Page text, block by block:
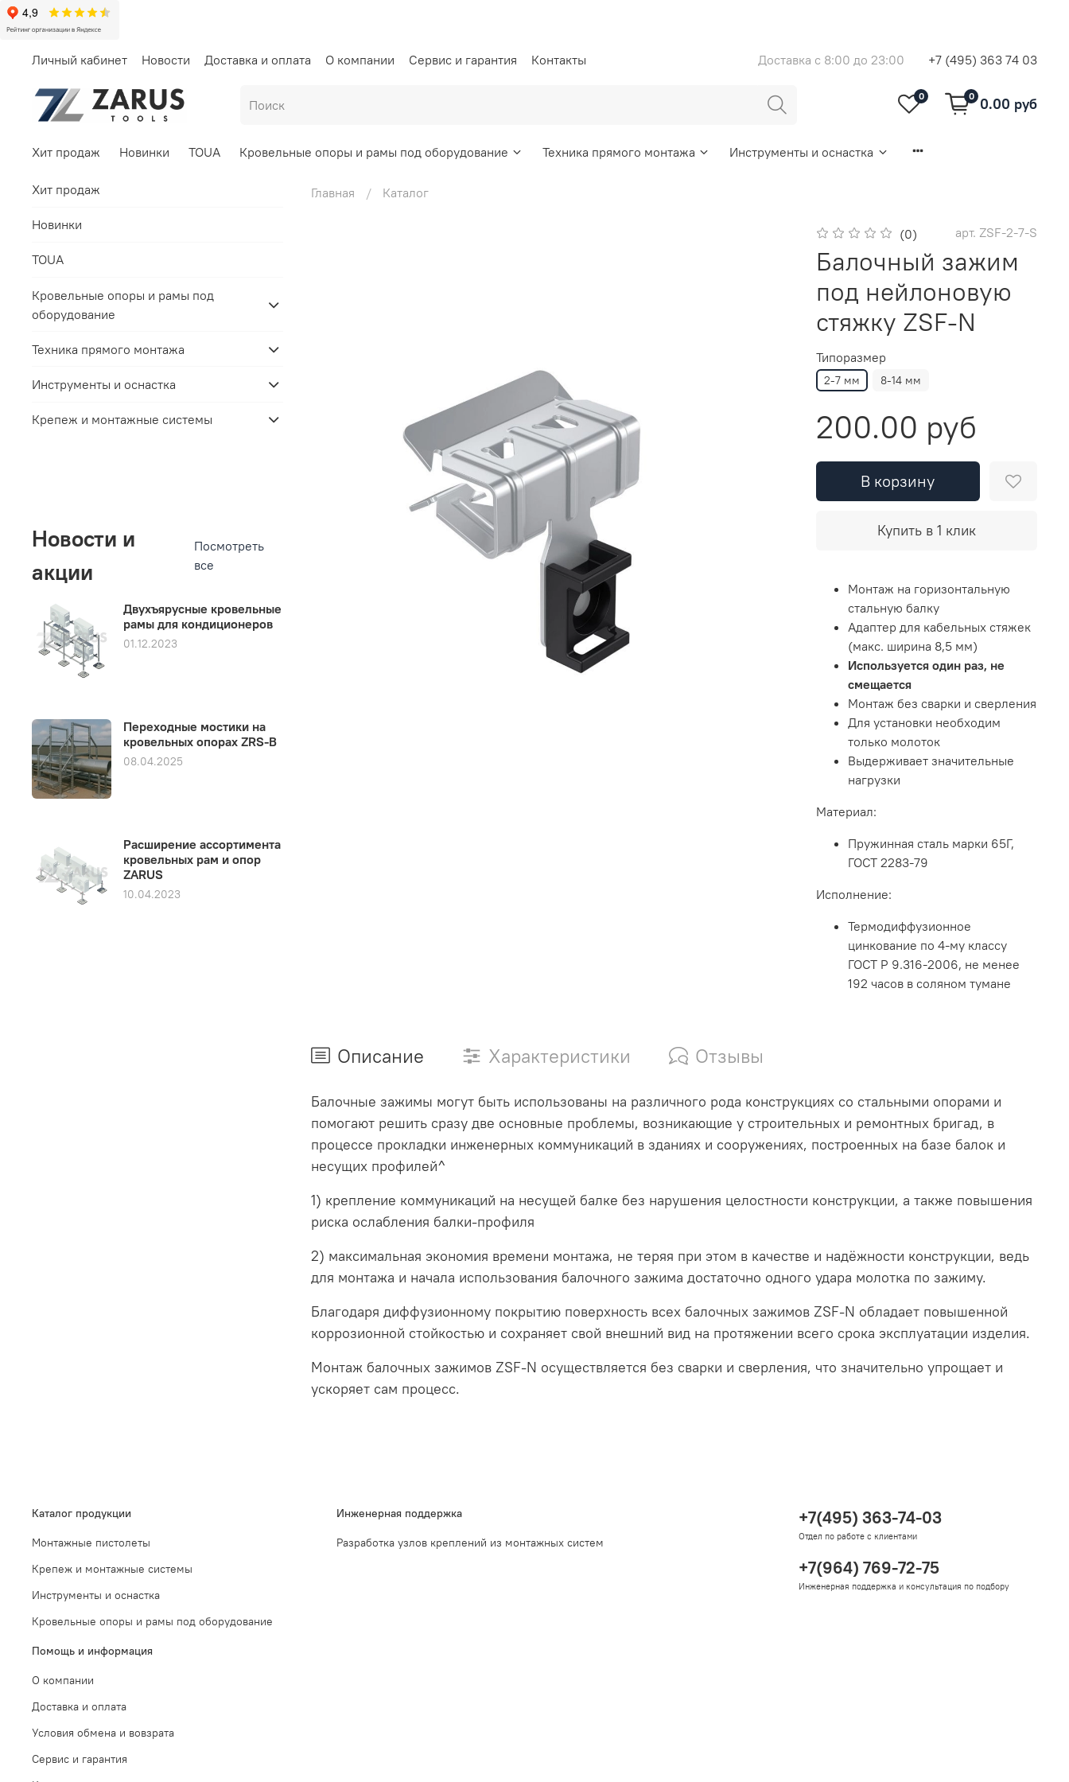
Личный кабинет Новости Доставка и оплата О компании Сервис и гарантия Контакты Доставка с 8:00 до 23:00 +7 (495) 363 74 03
0 0 0.00 руб
Хит продаж Новинки TOUA Кровельные опоры и рамы под оборудование Техника прямого монтажа Инструменты и оснастка
Главная Каталог
(0) арт. ZSF-2-7-S
Балочный зажим
под нейлоновую
стяжку ZSF-N
Типоразмер
2-7 мм 8-14 мм
200.00 руб
В корзину
Купить в 1 клик
Монтаж на горизонтальную
стальную балку
Адаптер для кабельных стяжек
(макс. ширина 8,5 мм)
Используется один раз, не
смещается
Монтаж без сварки и сверления
Для установки необходим
только молоток
Выдерживает значительные
нагрузки
Материал:
Пружинная сталь марки 65Г,
ГОСТ 2283-79
Исполнение:
Термодиффузионное
цинкование по 4-му классу
ГОСТ Р 9.316-2006, не менее
192 часов в соляном тумане
Описание Характеристики Отзывы
Балочные зажимы могут быть использованы на различного рода конструкциях со стальными опорами и
помогают решить сразу две основные проблемы, возникающие у строительных и ремонтных бригад, в
процессе прокладки инженерных коммуникаций в зданиях и сооружениях, построенных на базе балок и
несущих профилей^
1) крепление коммуникаций на несущей балке без нарушения целостности конструкции, а также повышения
риска ослабления балки-профиля
2) максимальная экономия времени монтажа, не теряя при этом в качестве и надёжности конструкции, ведь
для монтажа и начала использования балочного зажима достаточно одного удара молотка по зажиму.
Благодаря диффузионному покрытию поверхность всех балочных зажимов ZSF-N обладает повышенной
коррозионной стойкостью и сохраняет свой внешний вид на протяжении всего срока эксплуатации изделия.
Монтаж балочных зажимов ZSF-N осуществляется без сварки и сверления, что значительно упрощает и
ускоряет сам процесс.
Хит продаж
Новинки
TOUA
Кровельные опоры и рамы под
оборудование
Техника прямого монтажа
Инструменты и оснастка
Крепеж и монтажные системы
Новости и
акции
Посмотреть
все
Двухъярусные кровельные
рамы для кондиционеров
01.12.2023
Переходные мостики на
кровельных опорах ZRS-B
08.04.2025
Расширение ассортимента
кровельных рам и опор
ZARUS
10.04.2023
Каталог продукции
Монтажные пистолеты
Крепеж и монтажные системы
Инструменты и оснастка
Кровельные опоры и рамы под оборудование
Инженерная поддержка
Разработка узлов креплений из монтажных систем
Помощь и информация
О компании
Доставка и оплата
Условия обмена и вовзрата
Сервис и гарантия
+7(495) 363-74-03
Отдел по работе с клиентами
+7(964) 769-72-75
Инженерная поддержка и консультация по подбору